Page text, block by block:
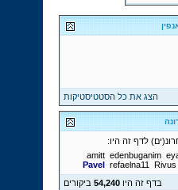
הצג את כל הסטטיסטיקות
amitt edenbuganim
Pavel refaelna11 Rivus
בדף זה היו54,240 ביקורים